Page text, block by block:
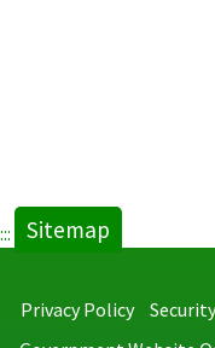
::: Sitemap
Privacy Policy